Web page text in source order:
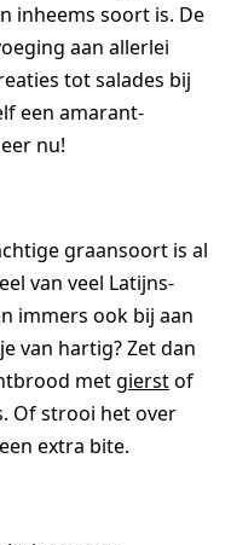
inheems soort is. De
aan allerlei
tot salades bij
een amarant-
nu!
graansoort is al
van veel Latijns-
immers ook bij aan
van hartig? Zet dan
metgierstof
Of strooi het over
extra bite.